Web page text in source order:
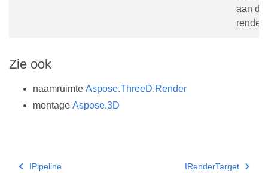
aan de
Zie ook
naamruimte Aspose.ThreeD.Render
montage Aspose.3D
IPipeline IRenderTarget